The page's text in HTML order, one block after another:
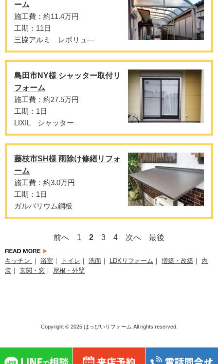
ーム
施工費：約11.4万円
工期：11日
三協アルミ レボリュ―
島田市NY様 シャッター取付リ
フォーム
施工費：約27.5万円
工期：1日
LIXIL シャッター
藤枝市SH様 雨除け修繕リフォ
ーム
施工費：約3.0万円
工期：1日
ガルバリウム鋼板
前へ 1 2 3 4 次へ 最後
キッチン ｜ 浴室 ｜ トイレ ｜ 洗面 ｜ LDKリフォーム ｜ 増築・改築 ｜ 内
装 ｜ 玄関・窓 ｜ 屋根・外壁
Copyright © 2025 はっぴいリフォーム All rights reserved.